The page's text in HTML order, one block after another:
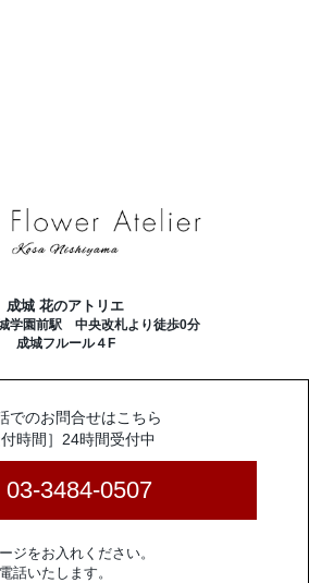
成城 花のアトリエ
学園前駅 中央改札より徒歩0分
成城フルール４F
でのお問合せはこちら
付時間］24時間受付中
03-3484-0507
ジをお入れください。
話いたします。